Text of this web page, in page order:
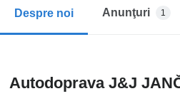
Despre noi Anunţuri 1
Autodoprava J&J